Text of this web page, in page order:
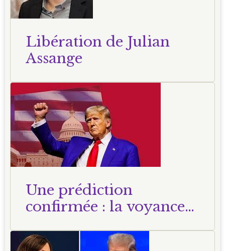
Libération de Julian
Assange
Une prédiction
confirmée : la voyance